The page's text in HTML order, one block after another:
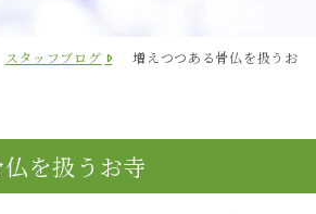
スタッフブログ
増えつつある骨仏を扱うお
を扱うお寺